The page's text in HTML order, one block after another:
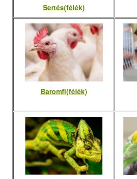
Sertés(félék)
Baromfi(félék)